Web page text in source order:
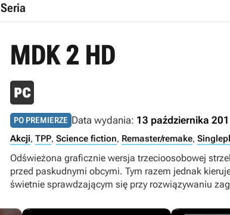
Seria
MDK 2 HD
PO PREMIERZE Data wydania: 13 października
Akcji, TPP, Science fiction, Remaster/remake,
Odświeżona graficznie wersja trzecioosobowej
przed paskudnymi obcymi. Tym razem jednak
świetnie sprawdzającym się przy rozwiązywaniu